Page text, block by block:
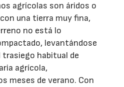
agrícolas son áridos o
una tierra muy fina,
no está lo
levantándose
habitual de
agrícola,
meses de verano. Con